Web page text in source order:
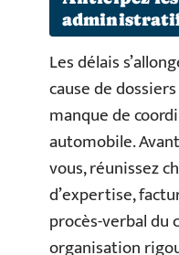
Les délais
cause de
manque de
automobile.
vous, réunissez
d’expertise,
procès-verbal du
organisation